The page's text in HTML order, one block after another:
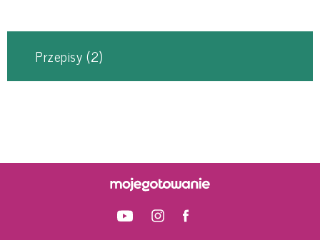
Przepisy (2)